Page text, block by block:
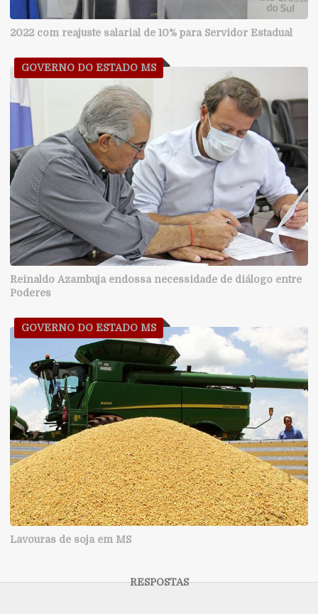
2022 com reajuste salarial de 10% para Servidor Estadual
GOVERNO DO ESTADO MS
Reinaldo Azambuja endossa necessidade de diálogo entre
Poderes
GOVERNO DO ESTADO MS
Lavouras de soja em MS